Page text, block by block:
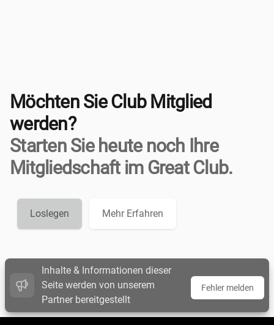
Möchten Sie Club Mitglied
werden?
Starten Sie heute noch Ihre
Mitgliedschaft im Great Club.
Loslegen Mehr Erfahren
Inhalte & Informationen dieser
Seite werden von unserem
Partner bereitgestellt
Fehler melden